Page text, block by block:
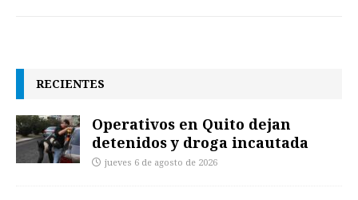
RECIENTES
Operativos en Quito dejan
detenidos y droga incautada
jueves 6 de agosto de 2026